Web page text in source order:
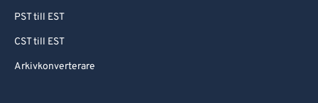
PST till EST
CST till EST
Arkivkonverterare